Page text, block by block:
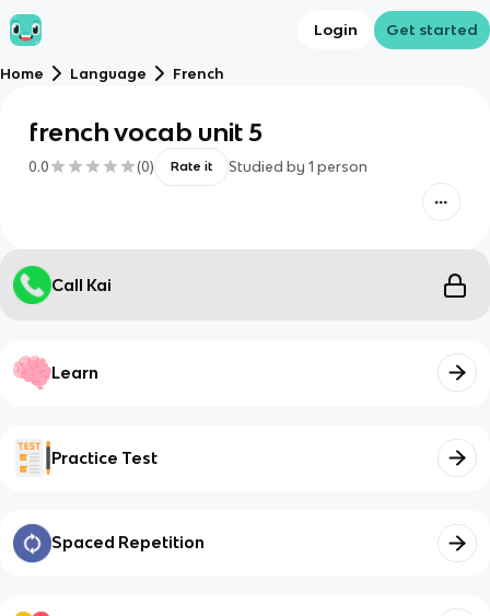
Login Get started
Home Language French
french vocab unit 5
0.0 (0) Rate it Studied by 1 person
Call Kai
Learn
Practice Test
Spaced Repetition